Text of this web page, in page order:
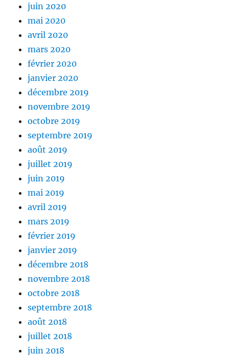
juin 2020
mai 2020
avril 2020
mars 2020
février 2020
janvier 2020
décembre 2019
novembre 2019
octobre 2019
septembre 2019
août 2019
juillet 2019
juin 2019
mai 2019
avril 2019
mars 2019
février 2019
janvier 2019
décembre 2018
novembre 2018
octobre 2018
septembre 2018
août 2018
juillet 2018
juin 2018